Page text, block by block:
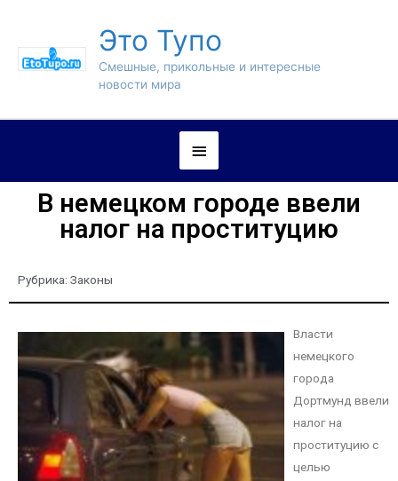
Это Тупо
Смешные, прикольные и интересные
новости мира
В немецком городе ввели
налог на проституцию
Рубрика: Законы
Власти
немецкого
города
Дортмунд ввели
налог на
проституцию с
целью